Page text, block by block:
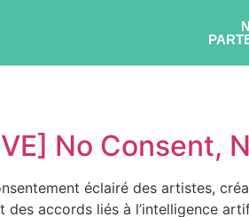
No Consent,
éclairé des artistes,
accords liés à l’intelligence